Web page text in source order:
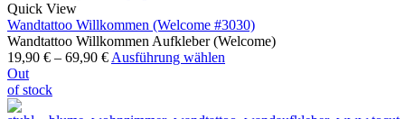
Quick View
Wandtattoo Willkommen (Welcome #3030)
Wandtattoo Willkommen Aufkleber (Welcome)
19,90 € – 69,90 € Ausführung wählen
Out
of stock